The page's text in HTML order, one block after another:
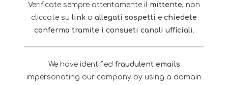
In cosa possiamo aiutarti?
accetto
Ho letto e accetto i termini descritti nella
privacy policy
Verificate sempre attentamente il mittente, non
cliccate su link o allegati sospetti e chiedete
conferma tramite i consueti canali ufficiali .
We have identified fraudulent emails
impersonating our company by using a domain